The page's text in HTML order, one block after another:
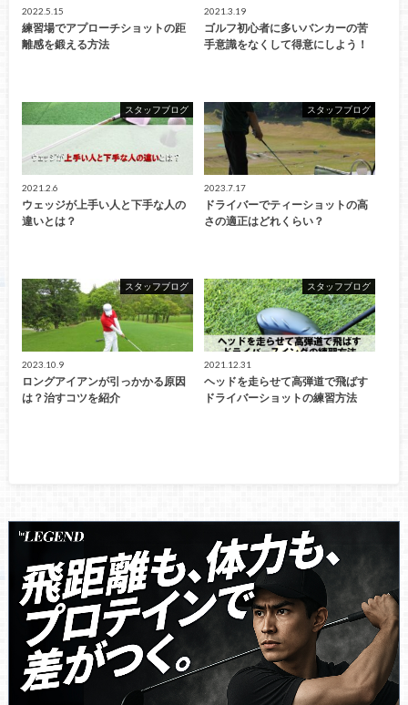
2022.5.15
練習場でアプローチショットの距
離感を鍛える方法
2021.3.19
ゴルフ初心者に多いバンカーの苦
手意識をなくして得意にしよう！
スタッフブログ
2021.2.6
ウェッジが上手い人と下手な人の
違いとは？
スタッフブログ
2023.7.17
ドライバーでティーショットの高
さの適正はどれくらい？
スタッフブログ
2023.10.9
ロングアイアンが引っかかる原因
は？治すコツを紹介
スタッフブログ
2021.12.31
ヘッドを走らせて高弾道で飛ばす
ドライバーショットの練習方法